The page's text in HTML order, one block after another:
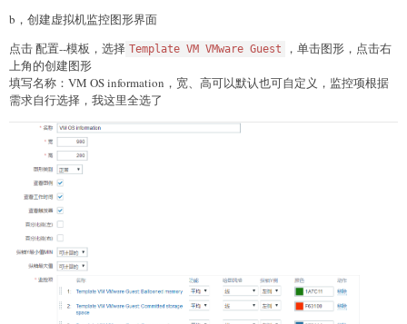
b，创建虚拟机监控图形界面
点击 配置--模板，选择 Template VM VMware Guest
，单击图形，点击右
上角的创建图形
填写名称：VM OS information，宽、高可以默认也可自定义，监控项根据
需求自行选择，我这里全选了